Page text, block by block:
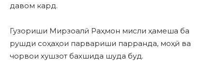
давом кард.
Гузориши Мирзоалӣ Раҳмон мисли ҳамеша ба
рушди соҳаҳои парвариши парранда, моҳӣ ва
чорвои хушзот бахшида шуда буд.